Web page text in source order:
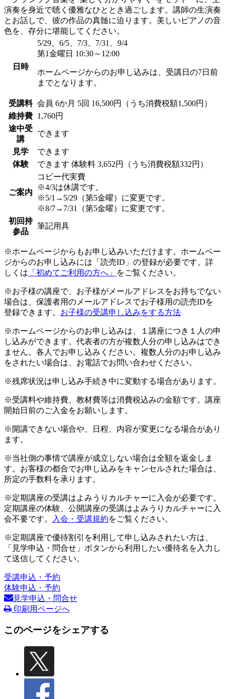
演奏を身近で聴く優雅なひととき過ごします。講師の生演奏
とお話しで、彼の作品の真髄に迫ります。美しいピアノの音
色を、存分に堪能してください。
日時
5/29、6/5、7/3、7/31、9/4
第1金曜日 10:30～12:00
ホームページからのお申し込みは、受講日の7日前
までとなります。
受講料 会員 6か月 5回 16,500円（うち消費税額1,500円）
維持費
1,760円
途中受
講
できます
見学
できます
体験
できます 体験料 3,652円（うち消費税額332円）
ご案内
コピー代実費
※4/3は休講です。
※5/1→5/29（第5金曜）に変更です。
※8/7→7/31（第5金曜）に変更です。
初回持
参品
筆記用具
※ホームページからもお申し込みいただけます。ホームペー
ジからのお申し込みには「読売ID」の登録が必要です。詳
しくは 「初めてご利用の方へ」 をご覧ください。
※お子様の講座で、お子様がメールアドレスをお持ちでない
場合は、保護者用のメールアドレスでお子様用の読売IDを
登録できます。 お子様の受講申し込みをする方法
※ホームページからのお申し込みは、１講座につき１人の申
し込みができます。代表者の方が複数人分の申し込みはでき
ません。各人でお申し込みください。複数人分のお申し込み
をされたい場合は、お電話でお問い合わせください。
※残席状況は申し込み手続き中に変動する場合があります。
※受講料や維持費、教材費等は消費税込みの金額です。講座
開始日前のご入金をお願いします。
※開講できない場合や、日程、内容が変更になる場合があり
ます。
※当社側の事情で講座が成立しない場合は全額を返金しま
す。お客様の都合でお申し込みをキャンセルされた場合は、
所定の手数料を承ります。
※定期講座の受講はよみうりカルチャーに入会が必要です。
定期講座の体験、公開講座の受講はよみうりカルチャーに入
会不要です。
入会・受講規約をご覧ください。
※定期講座で優待割引を利用して申し込みされたい方は、
「見学申込・問合せ」ボタンから利用したい優待名を入力し
て送信してください。
受講申込・予約
体験申込・予約
見学申込・問合せ
印刷用ページへ
このページをシェアする